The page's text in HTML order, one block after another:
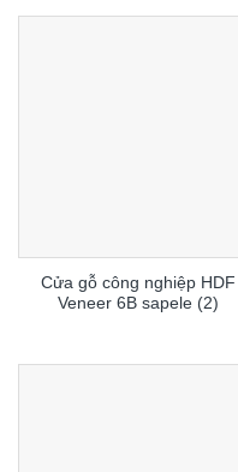
Cửa gỗ công nghiệp HDF
Veneer 6B sapele (2)